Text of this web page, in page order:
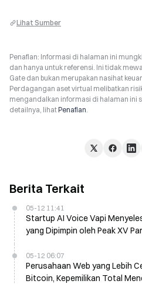
Lihat Sumber
Penafian: Informasi di halaman ini
dan hanya untuk referensi. Ini tidak
Gate dan bukan merupakan nasihat
Perdagangan aset virtual melibatkan
mengandalkan informasi di halaman ini
detailnya, lihatPenafian.
Berita Terkait
05-12 11:41
Startup AI Voice Vapi
yang Dipimpin oleh Peak XV
05-12 06:07
Perusahaan Web yang Lebih
Bitcoin, Kepemilikan Total